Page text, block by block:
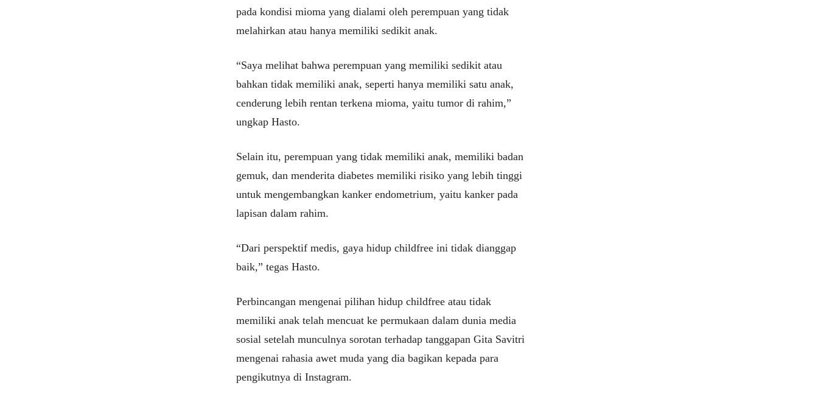
pada kondisi mioma yang dialami oleh perempuan yang tidak
melahirkan atau hanya memiliki sedikit anak.
“Saya melihat bahwa perempuan yang memiliki sedikit atau
bahkan tidak memiliki anak, seperti hanya memiliki satu anak,
cenderung lebih rentan terkena mioma, yaitu tumor di rahim,”
ungkap Hasto.
Selain itu, perempuan yang tidak memiliki anak, memiliki badan
gemuk, dan menderita diabetes memiliki risiko yang lebih tinggi
untuk mengembangkan kanker endometrium, yaitu kanker pada
lapisan dalam rahim.
“Dari perspektif medis, gaya hidup childfree ini tidak dianggap
baik,” tegas Hasto.
Perbincangan mengenai pilihan hidup childfree atau tidak
memiliki anak telah mencuat ke permukaan dalam dunia media
sosial setelah munculnya sorotan terhadap tanggapan Gita Savitri
mengenai rahasia awet muda yang dia bagikan kepada para
pengikutnya di Instagram.